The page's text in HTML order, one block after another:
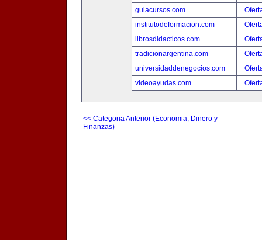
guiacursos.com
institutodeformacion.com
librosdidacticos.com
tradicionargentina.com
universidaddenegocios.com
videoayudas.com
<< Categoria Anterior (Economia, Dinero y
Finanzas)